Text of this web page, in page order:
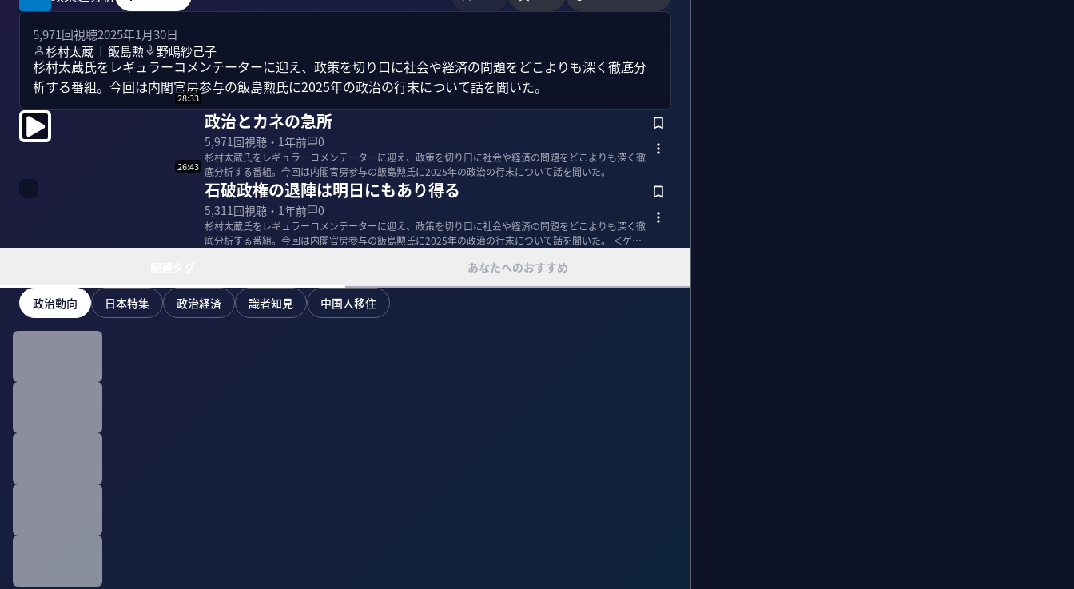
5,971回視聴2025年1月30日
杉村太蔵 ｜ 飯島勲 野嶋紗己子
杉村太蔵氏をレギュラーコメンテーターに迎え、政策を切り口に社会や経済の問題をどこよりも深く徹底分
析する番組。今回は内閣官房参与の飯島勲氏に2025年の政治の行末について話を聞いた。
28:33
政治とカネの急所
5,971回視聴・ 1年前 0
杉村太蔵氏をレギュラーコメンテーターに迎え、政策を切り口に社会や経済の問題をどこよりも深く徹
底分析する番組。今回は内閣官房参与の飯島勲氏に2025年の政治の行末について話を聞いた。
26:43
石破政権の退陣は明日にもあり得る
5,311回視聴・ 1年前 0
杉村太蔵氏をレギュラーコメンテーターに迎え、政策を切り口に社会や経済の問題をどこよりも深く徹
底分析する番組。今回は内閣官房参与の飯島勲氏に2025年の政治の行末について話を聞いた。 ＜ゲス
あなたへのおすすめ
政治動向 日本特集 政治経済 識者知見 中国人移住